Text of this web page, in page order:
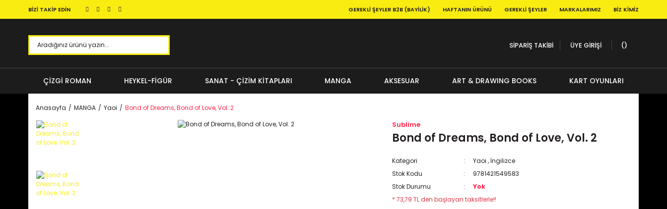
BİZİ TAKİP EDİN GEREKLI ŞEYLER B2B (BAYILIK) HAFTANIN ÜRÜNÜ GEREKLI ŞEYLER MARKALARIMIZ BIZ KIMIZ
SİPARİŞ TAKİBİ ÜYE GİRİŞİ
ÇİZGİ ROMAN HEYKEL-FİGÜR SANAT - ÇİZİM KİTAPLARI MANGA AKSESUAR ART & DRAWING BOOKS KART OYUNLARI
Anasayfa MANGA Yaoi Bond of Dreams, Bond of Love, Vol. 2
Sublime
Bond of Dreams, Bond of Love, Vol. 2
Kategori Yaoi , İngilizce
Stok Kodu
9781421549583
Stok Durumu
Yok
* 73,79 TL den başlayan taksitlerle!!